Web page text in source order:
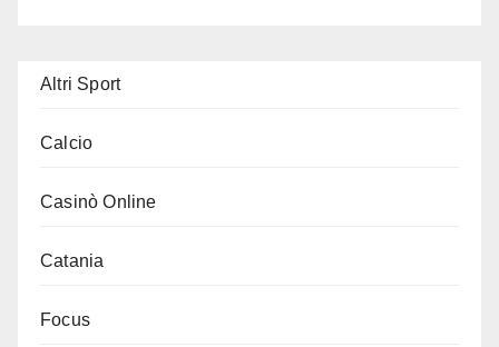
Altri Sport
Calcio
Casinò Online
Catania
Focus